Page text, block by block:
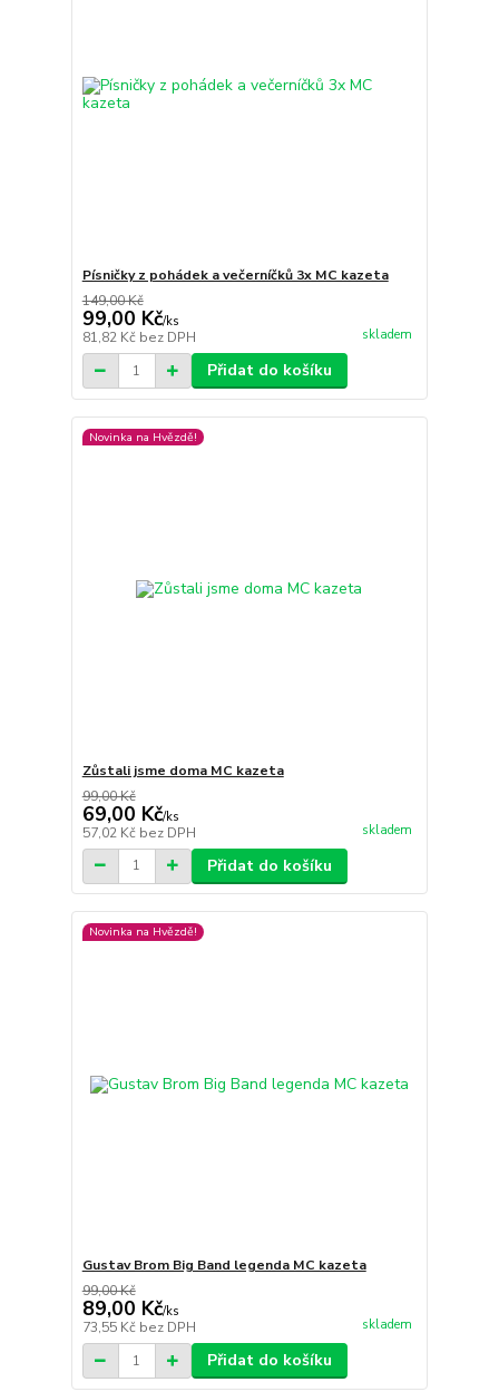
Písničky z pohádek a večerníčků 3x MC kazeta
149,00 Kč
99,00 Kč/ks
81,82 Kč bez DPH skladem
Přidat do košíku
Novinka na Hvězdě!
Zůstali jsme doma MC kazeta
99,00 Kč
69,00 Kč/ks
57,02 Kč bez DPH skladem
Přidat do košíku
Novinka na Hvězdě!
Gustav Brom Big Band legenda MC kazeta
99,00 Kč
89,00 Kč/ks
73,55 Kč bez DPH skladem
Přidat do košíku